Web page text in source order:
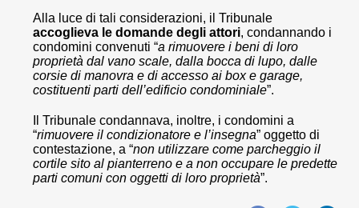
Alla luce di tali considerazioni, il Tribunale
accoglieva le domande degli attori, condannando i
condomini convenuti “a rimuovere i beni di loro
proprietà dal vano scale, dalla bocca di lupo, dalle
corsie di manovra e di accesso ai box e garage,
costituenti parti dell’edificio condominiale”.
Il Tribunale condannava, inoltre, i condomini a
“rimuovere il condizionatore e l’insegna” oggetto di
contestazione, a “non utilizzare come parcheggio il
cortile sito al pianterreno e a non occupare le predette
parti comuni con oggetti di loro proprietà”.